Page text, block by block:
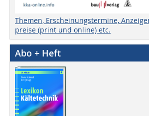
Themen, Erscheinungstermine,
preise (print und online) etc.
Abo + Heft